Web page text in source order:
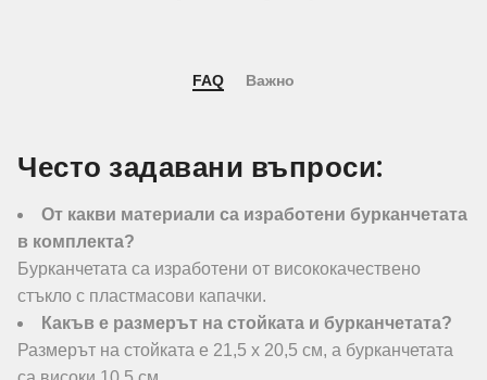
FAQ Важно
Често задавани въпроси:
От какви материали са изработени бурканчетата
в комплекта?
Бурканчетата са изработени от висококачествено
стъкло с пластмасови капачки.
Какъв е размерът на стойката и бурканчетата?
Размерът на стойката е 21,5 х 20,5 см, а бурканчетата